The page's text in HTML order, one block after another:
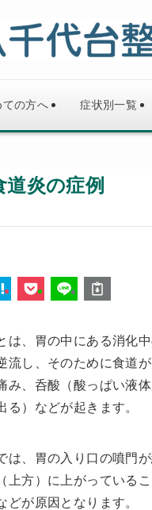
ての方へ 症状別一覧
道炎の症例 【
は、胃の中にある消化
流し、そのために食道
み、呑酸（酸っぱい液
る）などが起きます。
は、胃の入り口の噴門が
上方）に上がっている
どが原因となります。